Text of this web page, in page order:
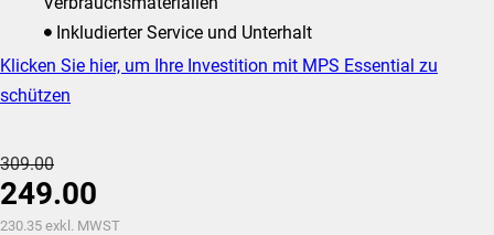
⚫ Inkludierter Service und Unterhalt
Klicken Sie hier, um Ihre Investition mit MPS Essential zu
schützen
309.00Ursprünglicher
Preis
war:
249.00
Aktueller
230.35 exkl. MWST